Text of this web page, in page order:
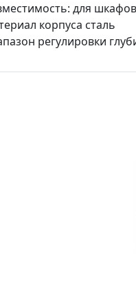
для
корпуса сталь
регулировки